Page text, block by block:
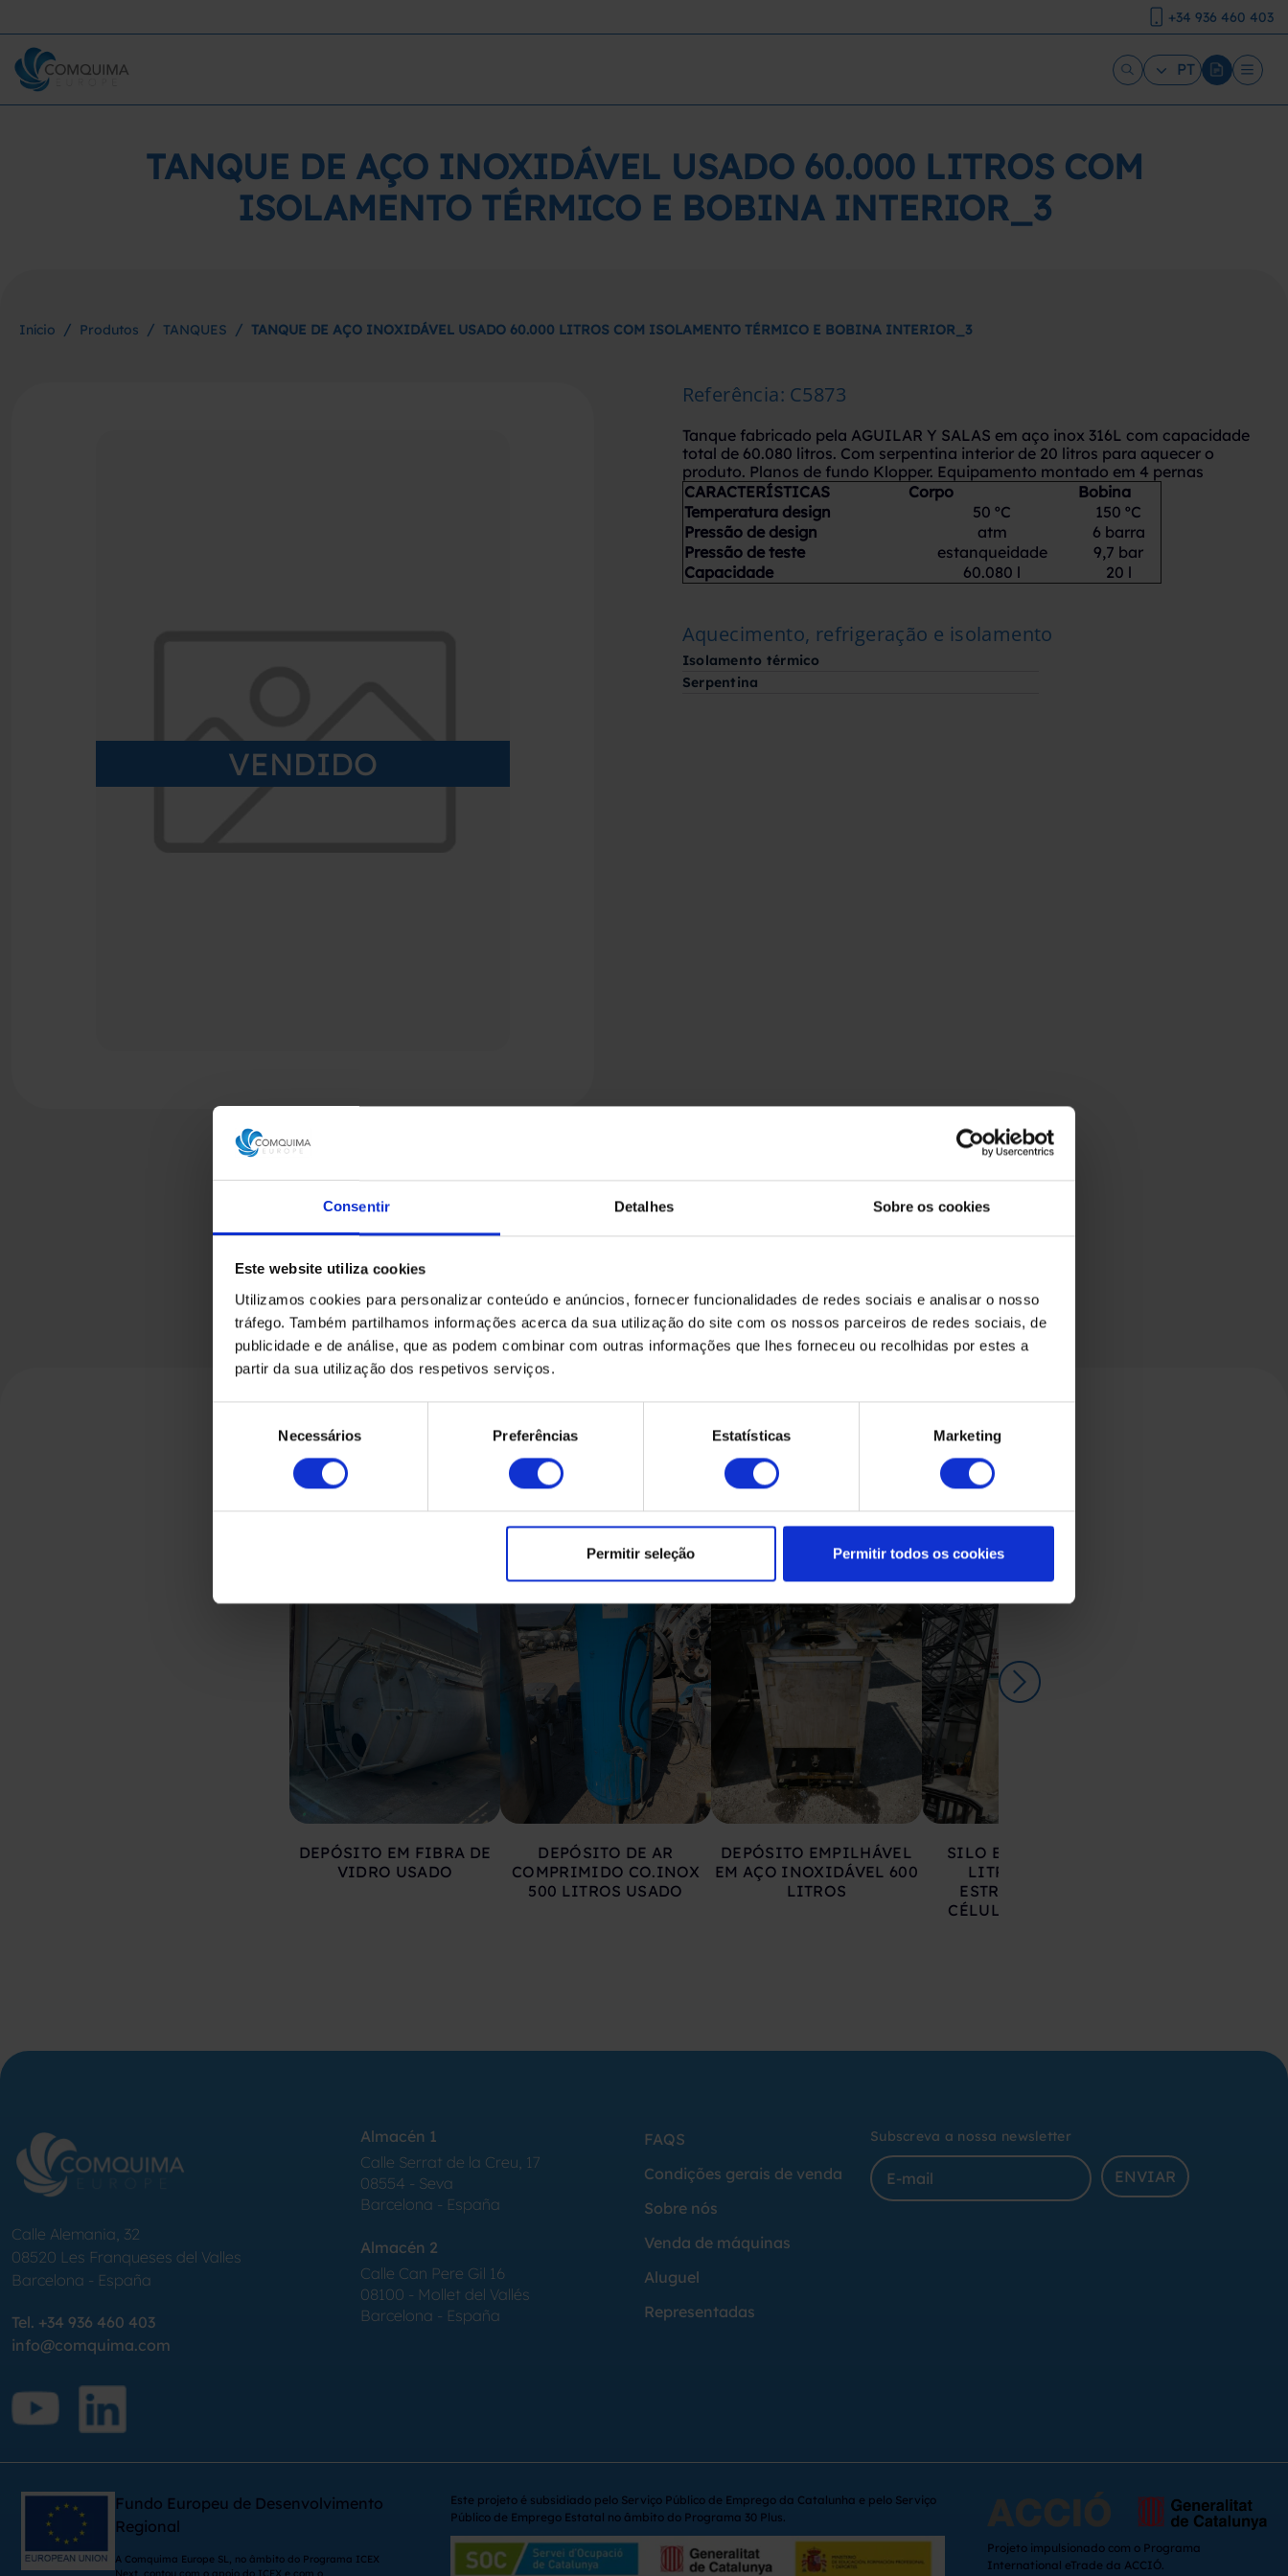
Consentir Detalhes Sobre os cookies
Este website utiliza cookies
Utilizamos cookies para personalizar conteúdo e anúncios, fornecer funcionalidades de redes sociais e analisar o nosso
tráfego. Também partilhamos informações acerca da sua utilização do site com os nossos parceiros de redes sociais, de
publicidade e de análise, que as podem combinar com outras informações que lhes forneceu ou recolhidas por estes a
partir da sua utilização dos respetivos serviços.
consentimento
Necessários Preferências Estatísticas Marketing
Permitir seleção Permitir todos os cookies
+34 936 460 403
PT
TANQUE DE AÇO INOXIDÁVEL USADO 60.000 LITROS COM
ISOLAMENTO TÉRMICO E BOBINA INTERIOR_3
Início / Produtos / TANQUES / TANQUE DE AÇO INOXIDÁVEL USADO 60.000 LITROS COM ISOLAMENTO TÉRMICO E BOBINA INTERIOR_3
VENDIDO
Referência: C5873
Tanque fabricado pela AGUILAR Y SALAS em aço inox 316L com capacidade
total de 60.080 litros. Com serpentina interior de 20 litros para aquecer o
produto. Planos de fundo Klopper. Equipamento montado em 4 pernas
CARACTERÍSTICAS
Corpo
Bobina
Temperatura design
50 ºC
150 ºC
Pressão de design
atm
6 barra
Pressão de teste
estanqueidade
9,7 bar
Capacidade
60.080 l 20 l
Aquecimento, refrigeração e isolamento
Isolamento térmico
Serpentina
Produtos Relacionados
DEPÓSITO EM FIBRA DE
VIDRO USADO
DEPÓSITO DE AR
COMPRIMIDO CO.INOX
500 LITROS USADO
DEPÓSITO EMPILHÁVEL
EM AÇO INOXIDÁVEL 600
LITROS
SILO EM AÇO 17.000
LITROS SOBRE
ESTRUTURA COM
CÉLULAS DE CARGA
Calle Alemania, 32
08520 Les Franqueses del Valles
Barcelona - España
Tel. +34 936 460 403
info@comquima.com
Almacén 1
Calle Serrat de la Creu, 17
08554 - Seva
Barcelona - España
Almacén 2
Calle Can Pere Gil 16
08100 - Mollet del Vallés
Barcelona - España
FAQS
Condições gerais de venda
Sobre nós
Venda de máquinas
Aluguel
Representadas
Subscreva a nossa newsletter
ENVIAR
Fundo Europeu de Desenvolvimento
Regional
A Comquima Europe SL, no âmbito do Programa ICEX
Este projeto é subsidiado pelo Serviço Público de Emprego da Catalunha e pelo Serviço
Público de Emprego Estatal no âmbito do Programa 30 Plus.
Projeto impulsionado com o Programa
International eTrade da ACCIÓ.